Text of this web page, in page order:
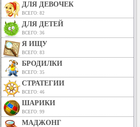
ДЛЯ ДЕВОЧЕК
ВСЕГО: 82
ДЛЯ ДЕТЕЙ
ВСЕГО: 36
Я ИЩУ
ВСЕГО: 83
БРОДИЛКИ
ВСЕГО: 35
СТРАТЕГИИ
ВСЕГО: 46
ШАРИКИ
ВСЕГО: 99
МАДЖОНГ